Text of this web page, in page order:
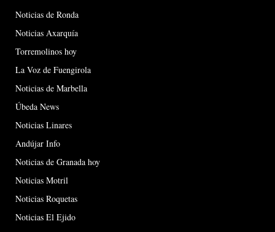
Noticias de Ronda
Noticias Axarquía
Torremolinos hoy
La Voz de Fuengirola
Noticias de Marbella
Úbeda News
Noticias Linares
Andújar Info
Noticias de Granada hoy
Noticias Motril
Noticias Roquetas
Noticias El Ejido